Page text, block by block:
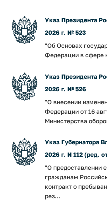
Указ Президента
2026 г. № 523
"Об Основах
Федерации в сфере
Указ Президента
2026 г. № 526
"О внесении
Федерации от 16
Министерства
Указ Губернатора
2026 г. N 112 (ред.
"О предоставлении
гражданам
контракт о
рез...